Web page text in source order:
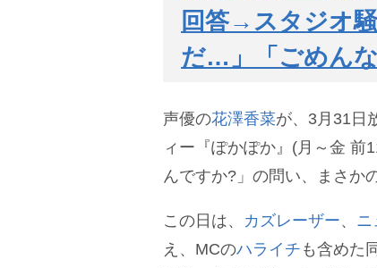
回答→スタジオ
だ…」「ごめんな
声優の花澤香菜が、3月31日
ィー『ぽかぽか』(月～金 前
んですか?」の問い、まさか
この日は、 カズレーザー、 ニ
え、MCのハライチ も含めた